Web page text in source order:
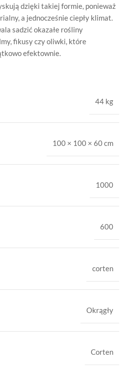
dzięki takiej formie, ponieważ
a jednocześnie ciepły klimat.
sadzić okazałe rośliny
fikusy czy oliwki, które
efektownie.
44 kg
100 × 100 × 60 cm
1000
600
corten
Okrągły
Corten